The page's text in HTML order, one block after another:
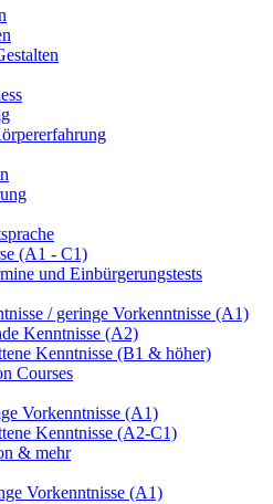
(A1 - C1)
und Einbürgerungstests
/ geringe Vorkenntnisse (A1)
Kenntnisse (A2)
Kenntnisse (B1 & höher)
Courses
Vorkenntnisse (A1)
Kenntnisse (A2-C1)
& mehr
Vorkenntnisse (A1)